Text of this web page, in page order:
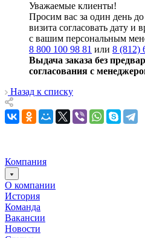
Уважаемые клиенты!
Просим вас за один день
визита согласовать дату и
с вашим персональным
8 800 100 98 81 или 8 (812)
Выдача заказа без
согласования с
Назад к списку
Компания
О компании
История
Команда
Вакансии
Новости